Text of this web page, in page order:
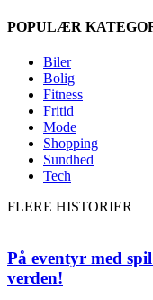
POPULÆR
Biler
Bolig
Fitness
Fritid
Mode
Shopping
Sundhed
Tech
FLERE HISTORIER
På eventyr med
verden!